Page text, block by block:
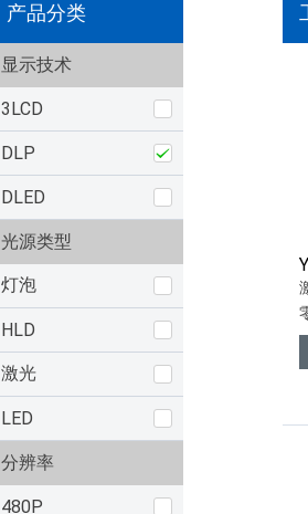
产品分类
显示技术
3LCD
DLP
DLED
光源类型
灯泡
HLD
激光
LED
分辨率
480P